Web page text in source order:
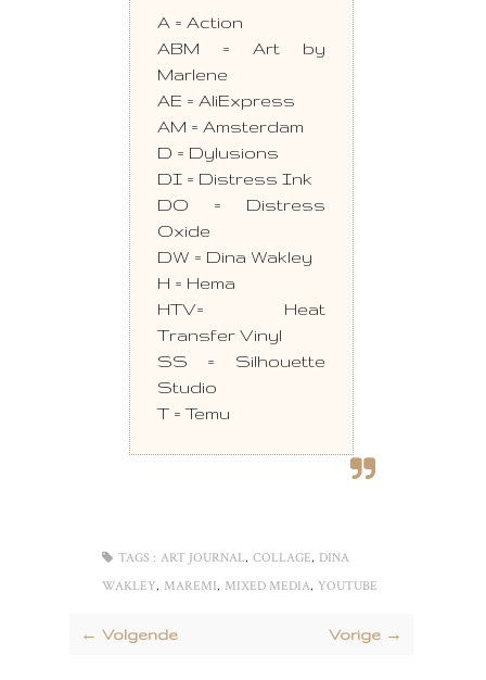
A = Action
ABM = Art by
Marlene
AE = AliExpress
AM = Amsterdam
D = Dylusions
DI = Distress Ink
DO = Distress
Oxide
DW = Dina Wakley
H = Hema
HTV= Heat
Transfer Vinyl
SS = Silhouette
Studio
T = Temu
TAGS : ART JOURNAL, COLLAGE, DINA
WAKLEY, MAREMI, MIXED MEDIA, YOUTUBE
← Volgende Vorige →